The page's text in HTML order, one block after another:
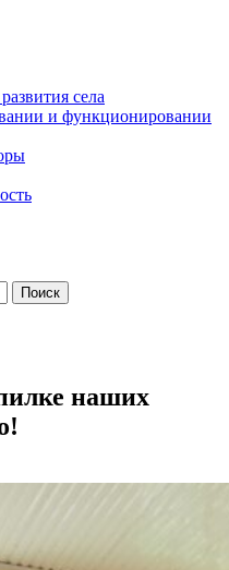
села
и функционировании
наших